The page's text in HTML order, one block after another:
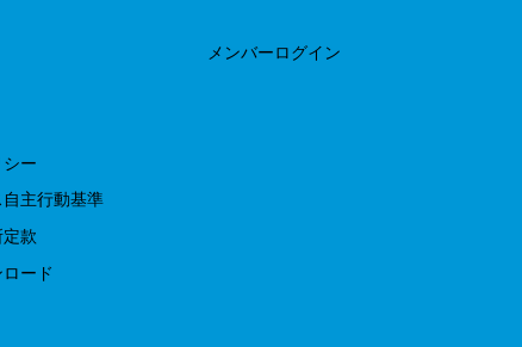
ー
主行動基準
款
ード
​メンバーログイン